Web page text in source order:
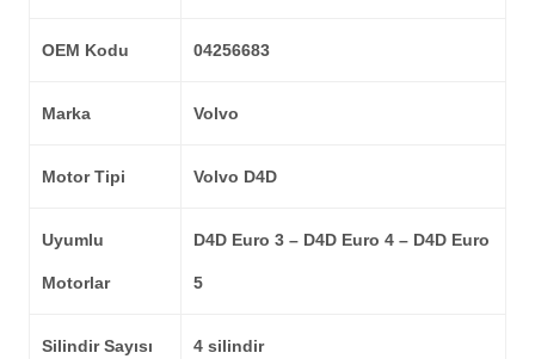
OEM Kodu 04256683
Marka Volvo
Motor Tipi Volvo D4D
Uyumlu
Motorlar
D4D Euro 3 – D4D Euro 4 – D4D Euro
5
Silindir Sayısı 4 silindir